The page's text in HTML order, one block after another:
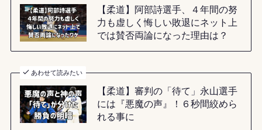
【柔道】阿部詩選手、４年間の努
力も虚しく悔しい敗退にネット上
では賛否両論になった理由は？
あわせて読みたい
【柔道】審判の「待て」永山選手
には『悪魔の声』！６秒間絞めら
れる事に